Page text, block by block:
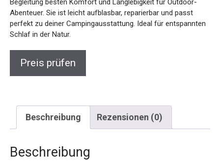
Abenteuer. Sie ist leicht aufblasbar, reparierbar und passt
perfekt zu deiner Campingausstattung. Ideal für
entspannten Schlaf in der Natur.
Beschreibung Rezensionen (0)
Beschreibung